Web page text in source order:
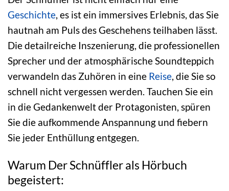
Geschichte , es ist ein immersives Erlebnis, das Sie
hautnah am Puls des Geschehens teilhaben lässt.
Die detailreiche Inszenierung, die professionellen
Sprecher und der atmosphärische Soundteppich
verwandeln das Zuhören in eine Reise , die Sie so
schnell nicht vergessen werden. Tauchen Sie ein
in die Gedankenwelt der Protagonisten, spüren
Sie die aufkommende Anspannung und fiebern
Sie jeder Enthüllung entgegen.
Warum Der Schnüffler als Hörbuch
begeistert: